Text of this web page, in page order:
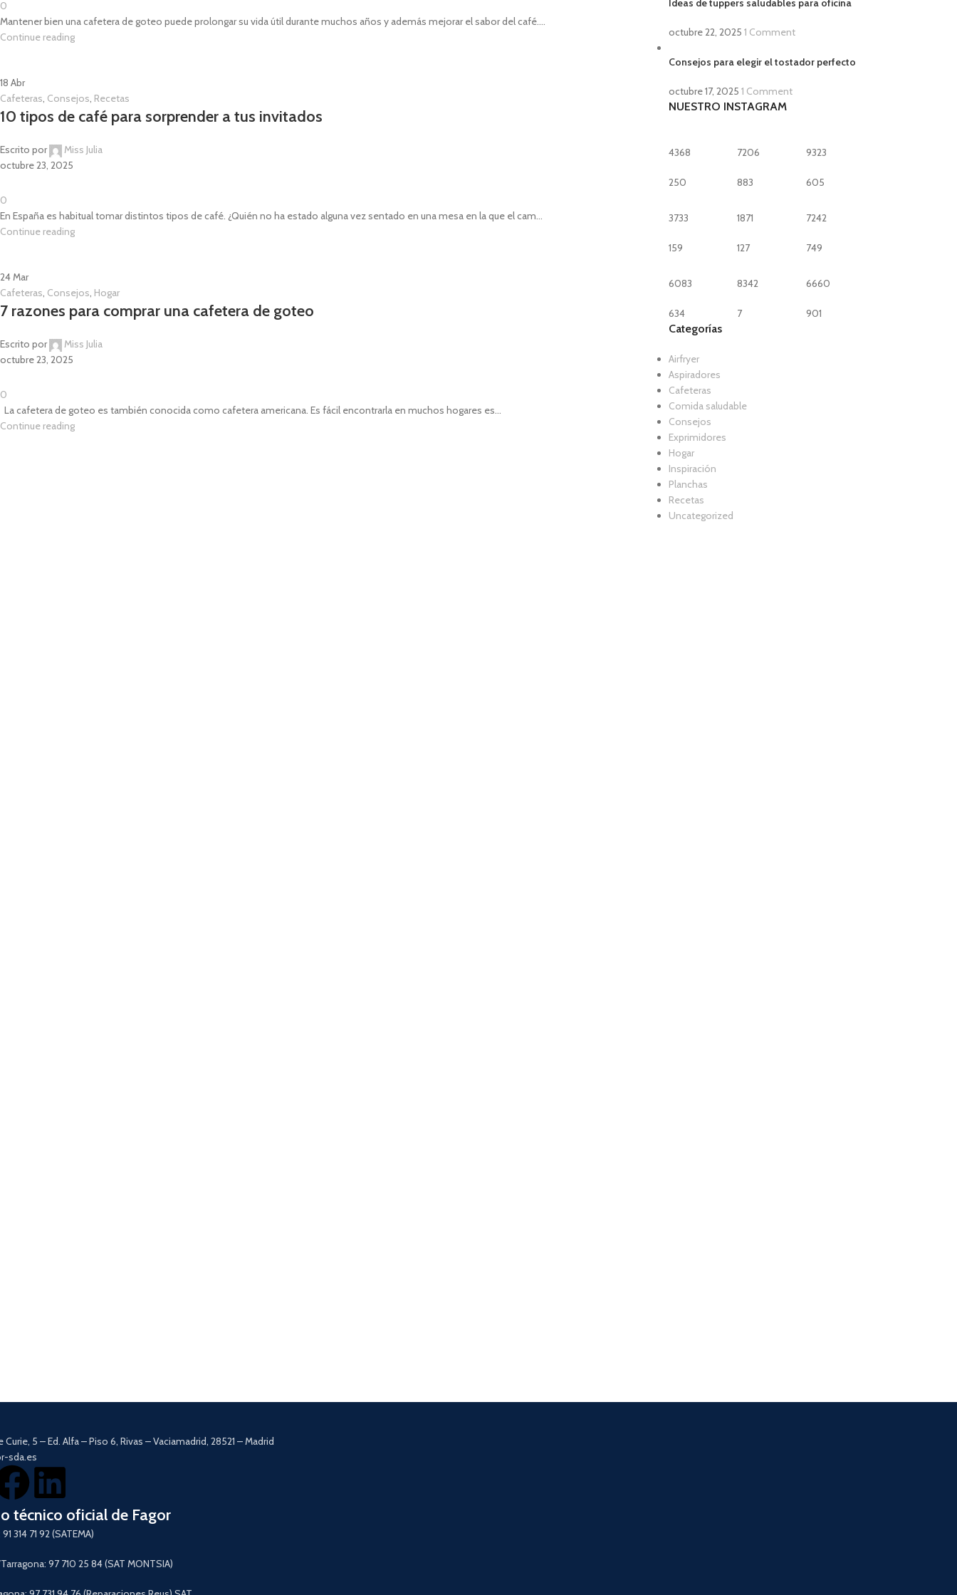
0
Mantener bien una cafetera de goteo puede prolongar su vida útil durante muchos años y además mejorar el sabor del café....
Continue reading
18 Abr
Cafeteras, Consejos, Recetas
10 tipos de café para sorprender a tus invitados
Escrito por
Miss Julia
octubre 23, 2025
0
En España es habitual tomar distintos tipos de café. ¿Quién no ha estado alguna vez sentado en una mesa en la que el cam...
Continue reading
24Mar
Cafeteras, Consejos, Hogar
7 razones para comprar una cafetera de goteo
Escrito por
Miss Julia
octubre 23, 2025
0
La cafetera de goteo es también conocida como cafetera americana. Es fácil encontrarla en muchos hogares es...
Continue reading
Ideas de tuppers saludables para oficina
octubre 22, 2025 1 Comment
Consejos para elegir el tostador perfecto
octubre 17, 2025 1 Comment
NUESTRO INSTAGRAM
4368
250
7206
883
9323
605
3733
159
1871
127
7242
749
6083
634
8342
7
6660
901
Categorías
Airfryer
Aspiradores
Cafeteras
Comida saludable
Consejos
Exprimidores
Hogar
Inspiración
Planchas
Recetas
Uncategorized
Curie, 5 – Ed. Alfa – Piso 6, Rivas – Vaciamadrid, 28521 – Madrid
sda.es
técnico oficial de Fagor
314 71 92 (SATEMA)
97 710 25 84 (SAT MONTSIA)